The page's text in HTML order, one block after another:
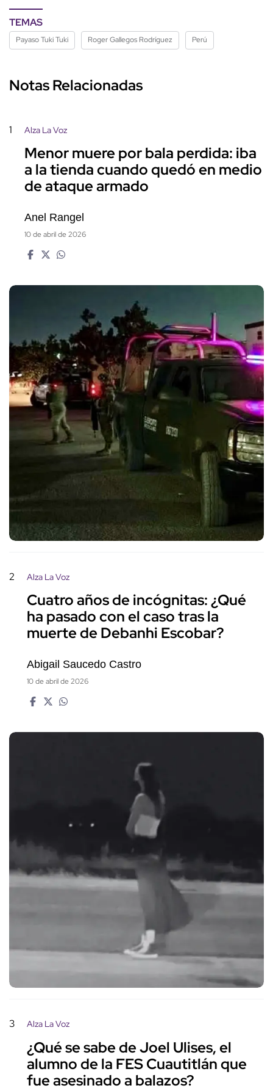
TEMAS
Payaso Tuki Tuki Roger Gallegos Rodríguez Perú
Notas Relacionadas
1 Alza La Voz
Menor muere por bala perdida: iba
a la tienda cuando quedó en medio
de ataque armado
Anel Rangel
10 de abril de 2026
2 Alza La Voz
Cuatro años de incógnitas: ¿Qué
ha pasado con el caso tras la
muerte de Debanhi Escobar?
Abigail Saucedo Castro
10 de abril de 2026
3 Alza La Voz
¿Qué se sabe de Joel Ulises, el
alumno de la FES Cuautitlán que
fue asesinado a balazos?